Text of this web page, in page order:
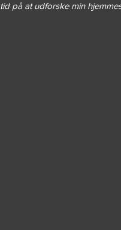
tid på at udforske min